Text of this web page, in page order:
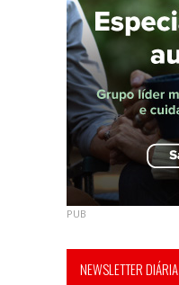
PUB
NEWSLETTER DIÁRIA